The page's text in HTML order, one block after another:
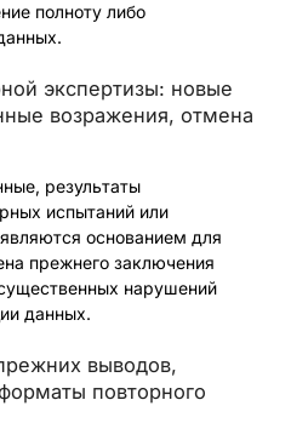
полноту либо
экспертизы: новые
возражения, отмена
результаты
испытаний или
основанием для
прежнего заключения
нарушений
данных.
выводов,
повторного